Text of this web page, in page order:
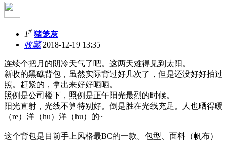
1# 猪笼灰
收藏2018-12-19 13:35
连续个把月的阴冷天气了吧。这两天难得见到太阳。
新收的黑礁背包，虽然实际背过好几次了，但是还没好好拍过
照。赶紧的，拿出来好好晒晒。
照例是公司楼下，照例是正午阳光最烈的时候。
阳光直射，光线不算特别好。倒是胜在光线充足。人也晒得暖
（re）洋（hu）洋（hu）的~
这个背包是目前手上风格最BC的一款。包型、面料（帆布）